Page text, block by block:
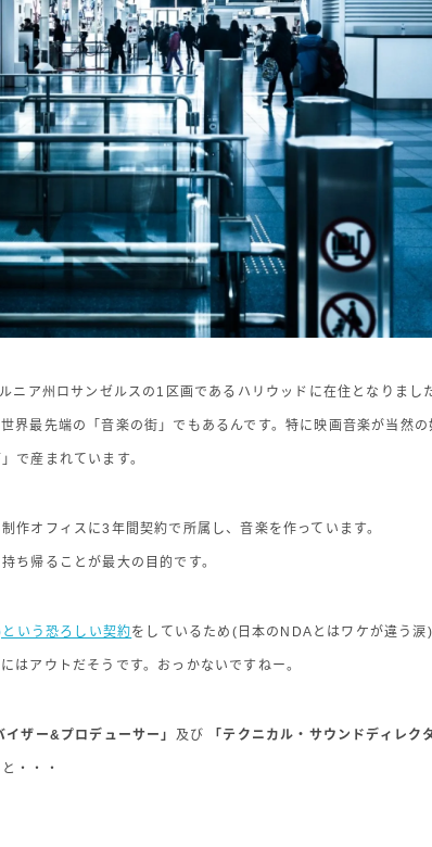
ニア州ロサンゼルスの1区画であるハリウッドに在住となりまし
界最先端の「音楽の街」でもあるんです。特に映画音楽が当然
で産まれています。
作オフィスに3年間契約で所属し、音楽を作っています。
ち帰ることが最大の目的です。
いう恐ろしい契約をしているため(日本のNDAとはワケが違う
はアウトだそうです。おっかないですねー。
イザー&プロデューサー」 及び 「テクニカル・サウンドディレク
・・・